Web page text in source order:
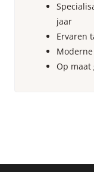
jaar
Ervaren
Op maat